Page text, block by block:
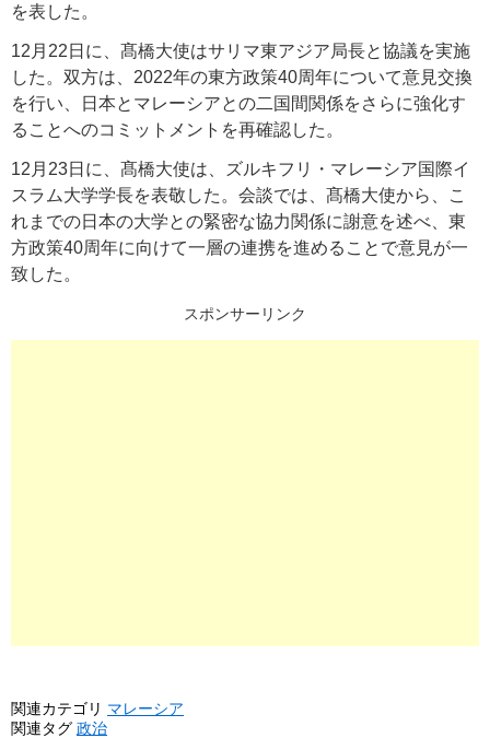
を表した。
12月22日に、髙橋大使はサリマ東アジア局長と協議を実施
した。双方は、2022年の東方政策40周年について意見交換
を行い、日本とマレーシアとの二国間関係をさらに強化す
ることへのコミットメントを再確認した。
12月23日に、髙橋大使は、ズルキフリ・マレーシア国際イ
スラム大学学長を表敬した。会談では、髙橋大使から、こ
れまでの日本の大学との緊密な協力関係に謝意を述べ、東
方政策40周年に向けて一層の連携を進めることで意見が一
致した。
スポンサーリンク
関連カテゴリ マレーシア
関連タグ 政治